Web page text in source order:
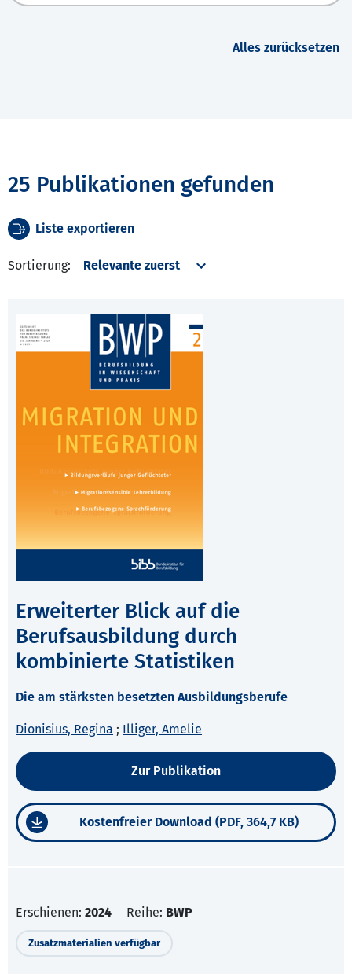
Alles zurücksetzen
25 Publikationen gefunden
Liste exportieren
Sortierung:
Erweiterter Blick auf die
Berufsausbildung durch
kombinierte Statistiken
Die am stärksten besetzten Ausbildungsberufe
Dionisius, Regina ; Illiger, Amelie
Zur Publikation
Kostenfreier Download (PDF, 364,7 KB)
Erschienen: 2024 Reihe: BWP
Zusatzmaterialien verfügbar